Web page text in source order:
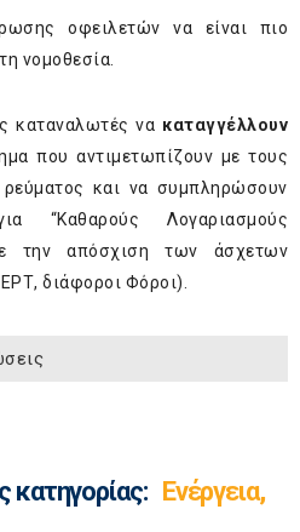
οφειλετών να είναι πιο
νομοθεσία.
καταναλωτές να καταγγέλλουν
που αντιμετωπίζουν με τους
ρεύματος και να συμπληρώσουν
“Καθαρούς Λογαριασμούς
την απόσχιση των άσχετων
διάφοροι Φόροι).
κατηγορίας: Ενέργεια,